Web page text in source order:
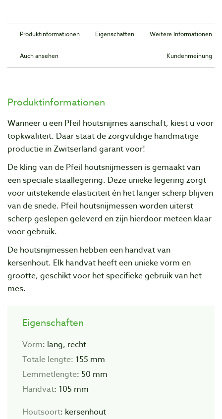
Produktinformationen Eigenschaften Weitere Informationen
Auch ansehen Kundenmeinung
Produktinformationen
Wanneer u een Pfeil houtsnijmes aanschaft, kiest u voor
topkwaliteit. Daar staat de zorgvuIdige handmatige
productie in Zwitserland garant voor!
De kling van de Pfeil houtsnijmessen is gemaakt van
een speciale staallegering. Deze unieke legering zorgt
voor uitstekende elasticiteit én het langer scherp blijven
van de snede. Pfeil houtsnijmessen worden uiterst
scherp geslepen geleverd en zijn hierdoor meteen klaar
voor gebruik.
De houtsnijmessen hebben een handvat van
kersenhout. Elk handvat heeft een unieke vorm en
grootte, geschikt voor het specifieke gebruik van het
mes.
Eigenschaften
Vorm: lang, recht
Totale lengte: 155 mm
Lemmetlengte: 50 mm
Handvat: 105 mm
Houtsoort: kersenhout